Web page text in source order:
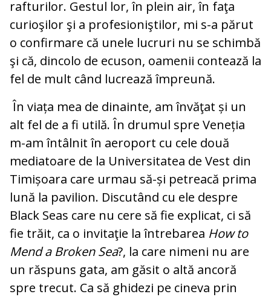
rafturilor. Gestul lor, în plein air, în faţa
curioşilor şi a profesioniştilor, mi s-a părut
o confirmare că unele lucruri nu se schimbă
şi că, dincolo de ecuson, oamenii contează la
fel de mult când lucrează împreună.
În viața mea de dinainte, am învăţat și un
alt fel de a fi utilă. În drumul spre Veneția
m-am întâlnit în aeroport cu cele două
mediatoare de la Universitatea de Vest din
Timișoara care urmau să-și petreacă prima
lună la pavilion. Discutând cu ele despre
Black Seas care nu cere să fie explicat, ci să
fie trăit, ca o invitaţie la întrebarea How to
Mend a Broken Sea?, la care nimeni nu are
un răspuns gata, am găsit o altă ancoră
spre trecut. Ca să ghidezi pe cineva prin